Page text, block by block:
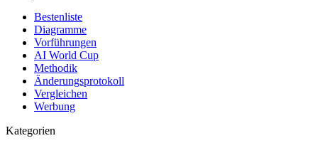
Bestenliste
Diagramme
Vorführungen
AI World Cup
Methodik
Änderungsprotokoll
Vergleichen
Werbung
Kategorien